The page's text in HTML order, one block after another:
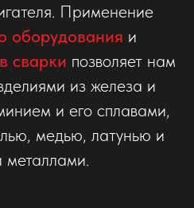
Применение
оборудования и
сварки позволяет нам
из железа и
и его сплавами,
медью, латунью и
металлами.